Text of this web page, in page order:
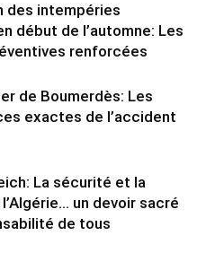
des intempéries
début de l’automne: Les
renforcées
de Boumerdès: Les
exactes de l’accident
La sécurité et la
un devoir sacré
de tous